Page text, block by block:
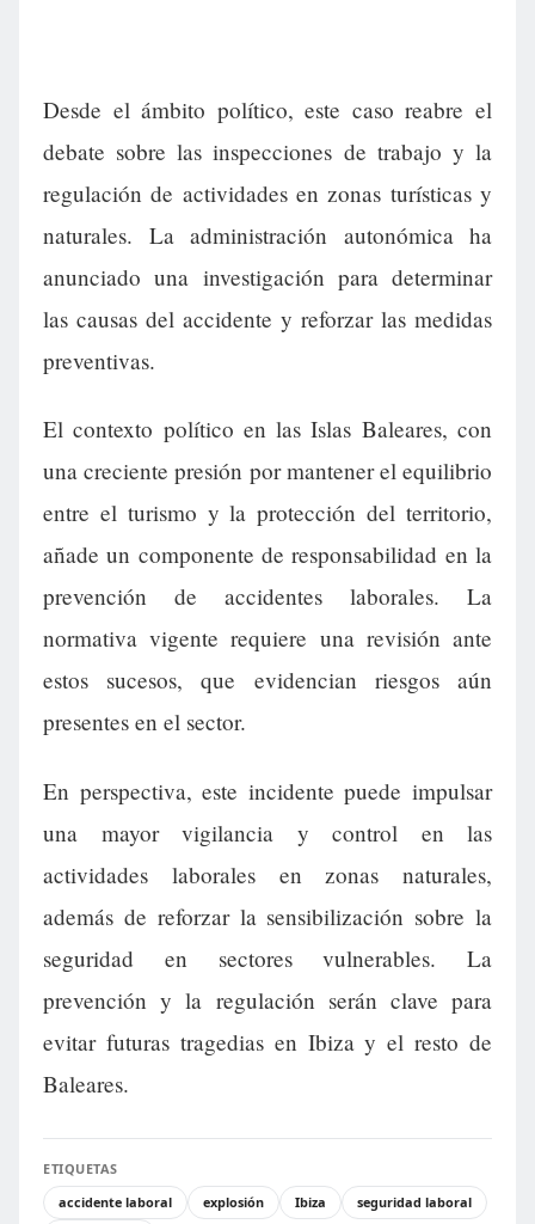
Desde el ámbito político, este caso reabre el
debate sobre las inspecciones de trabajo y la
regulación de actividades en zonas turísticas y
naturales. La administración autonómica ha
anunciado una investigación para determinar
las causas del accidente y reforzar las medidas
preventivas.
El contexto político en las Islas Baleares, con
una creciente presión por mantener el equilibrio
entre el turismo y la protección del territorio,
añade un componente de responsabilidad en la
prevención de accidentes laborales. La
normativa vigente requiere una revisión ante
estos sucesos, que evidencian riesgos aún
presentes en el sector.
En perspectiva, este incidente puede impulsar
una mayor vigilancia y control en las
actividades laborales en zonas naturales,
además de reforzar la sensibilización sobre la
seguridad en sectores vulnerables. La
prevención y la regulación serán clave para
evitar futuras tragedias en Ibiza y el resto de
Baleares.
ETIQUETAS
accidente laboral
explosión Ibiza
seguridad laboral